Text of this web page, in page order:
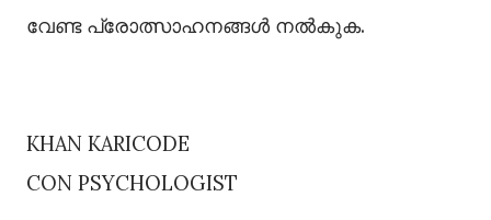
വേണ്ട പ്രോത്സാഹനങ്ങൾ നൽകുക.
KHAN KARICODE
CON PSYCHOLOGIST